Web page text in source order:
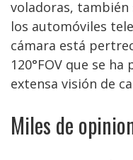
voladoras, también
los automóviles
cámara está
120°FOV que se
extensa visión de
Miles de